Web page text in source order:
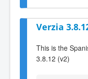
Verzia
This is the
3.8.12 (v2)